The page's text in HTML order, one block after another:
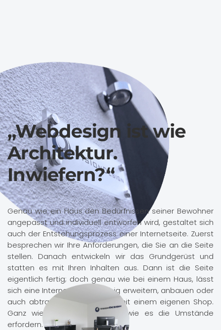
„Webdesign ist wie
Architektur.
Inwiefern?“
Genau wie ein Haus den Bedürfnissen seiner Bewohner
angepasst und individuell entworfen wird, gestaltet sich
auch der Entstehungsprozess einer Internetseite. Zuerst
besprechen wir Ihre Anforderungen, die Sie an die Seite
stellen. Danach entwickeln wir das Grundgerüst und
statten es mit Ihren Inhalten aus. Dann ist die Seite
eigentlich fertig; doch genau wie bei einem Haus, lässt
sich eine Internetseite beliebig erweitern, anbauen oder
auch abtragen. Zum Beispiel mit einem eigenen Shop.
Ganz wie Sie wünschen und wie es die Umstände
erfordern.